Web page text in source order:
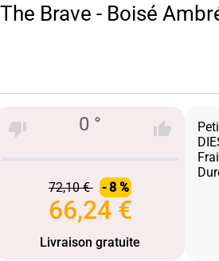
Brave - Boisé
0 °
72,10 € - 8 %
66,24 €
Livraison gratuite